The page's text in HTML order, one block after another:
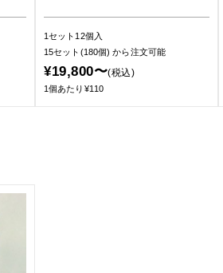
1セット12個入
15セット(180個)から注文可能
¥19,800〜(税込)
1個あたり¥110